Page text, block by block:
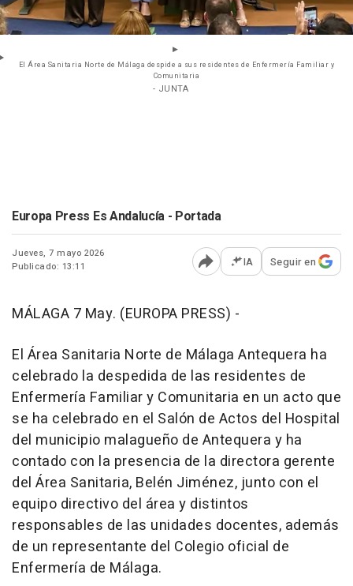
El Área Sanitaria Norte de Málaga despide a sus residentes de Enfermería Familiar y
Comunitaria
- JUNTA
Europa Press Es Andalucía - Portada
Jueves, 7 mayo 2026
Publicado: 13:11
Abrir opciones para
IA Seguir en
MÁLAGA 7 May. (EUROPA PRESS) -
El Área Sanitaria Norte de Málaga Antequera ha
celebrado la despedida de las residentes de
Enfermería Familiar y Comunitaria en un acto que
se ha celebrado en el Salón de Actos del Hospital
del municipio malagueño de Antequera y ha
contado con la presencia de la directora gerente
del Área Sanitaria, Belén Jiménez, junto con el
equipo directivo del área y distintos
responsables de las unidades docentes, además
de un representante del Colegio oficial de
Enfermería de Málaga.